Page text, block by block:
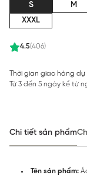
4.5(406)
S M
XXXL
Thời gian giao hàng dự
Từ 3 đến 5 ngày kể từ
Chi tiết sản phẩm
Tên sản phẩm: